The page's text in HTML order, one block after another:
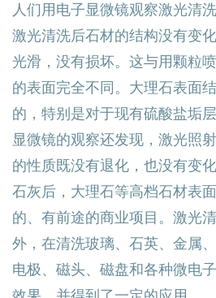
人们用电子显微镜观察激光清
激光清洗后石材的结构没有变
光滑，没有损坏。这与用颗粒
的表面完全不同。大理石表面
的，特别是对于现有硫酸盐垢
显微镜的观察还发现，激光照
的性质既没有退化，也没有变
石灰后，大理石等高档石材表
的、有前途的商业项目。激光
外，在清洗玻璃、石英、金属
电极、磁头、磁盘和各种微电